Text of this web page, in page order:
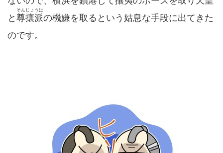
と尊攘派
そんじょうは
の機嫌を取るという姑息な手段に出てきた
のです。